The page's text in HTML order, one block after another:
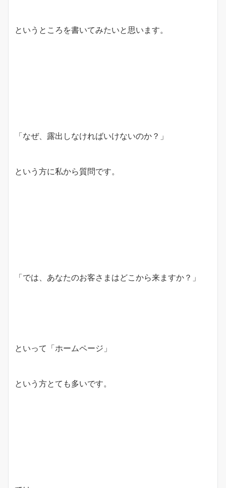
というところを書いてみたいと思います。
「なぜ、露出しなければいけないのか？」
という方に私から質問です。
「では、あなたのお客さまはどこから来ますか？」
といって「ホームページ」
という方とても多いです。